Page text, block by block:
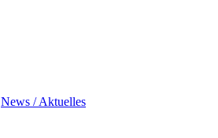
News / Aktuelles